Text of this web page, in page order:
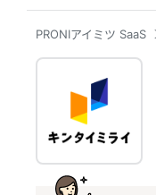
PRONIアイミツ SaaS